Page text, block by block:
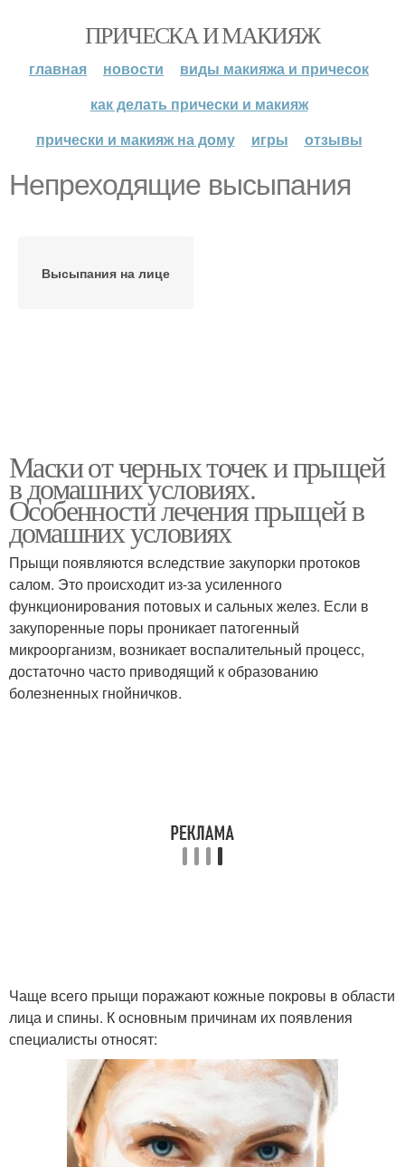
ПРИЧЕСКА И МАКИЯЖ
главная новости
виды макияжа и причесок
как делать прически и макияж
прически и макияж на дому
игры отзывы
Непреходящие высыпания
Высыпания на лице
Маски от черных точек и прыщей
в домашних условиях.
Особенности лечения прыщей в
домашних условиях
Прыщи появляются вследствие закупорки протоков
салом. Это происходит из-за усиленного
функционирования потовых и сальных желез. Если в
закупоренные поры проникает патогенный
микроорганизм, возникает воспалительный процесс,
достаточно часто приводящий к образованию
болезненных гнойничков.
Чаще всего прыщи поражают кожные покровы в области
лица и спины. К основным причинам их появления
специалисты относят: